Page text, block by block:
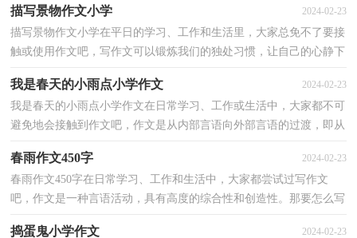
描写景物作文小学 2024-02-23
描写景物作文小学在平日的学习、工作和生活里，大家总免不了要接
触或使用作文吧，写作文可以锻炼我们的独处习惯，让自己的心静下
我是春天的小雨点小学作文 2024-02-23
我是春天的小雨点小学作文在日常学习、工作或生活中，大家都不可
避免地会接触到作文吧，作文是从内部言语向外部言语的过渡，即从
春雨作文450字 2024-02-23
春雨作文450字在日常学习、工作和生活中，大家都尝试过写作文
吧，作文是一种言语活动，具有高度的综合性和创造性。那要怎么写
捣蛋鬼小学作文 2024-02-23